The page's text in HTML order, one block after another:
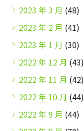
2023 年 3 月 (48)
2023 年 2 月 (41)
2023 年 1 月 (30)
2022 年 12 月 (43)
2022 年 11 月 (42)
2022 年 10 月 (44)
2022 年 9 月 (44)